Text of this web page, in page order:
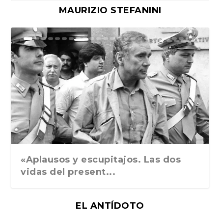
Ground Rules. Alejan...
«Rafael: Poesía subl...
Bienvenidos al circo...
Georges de La Tour. ...
Robert Capa: la hist...
MAURIZIO STEFANINI
«Aplausos y escupitajos. Las dos
vidas del present...
EL ANTÍDOTO